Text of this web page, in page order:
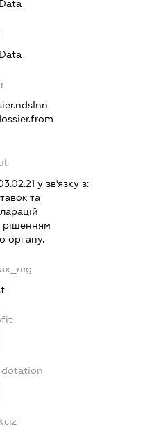
у зв'язку з:
та
рiшенням
органу.